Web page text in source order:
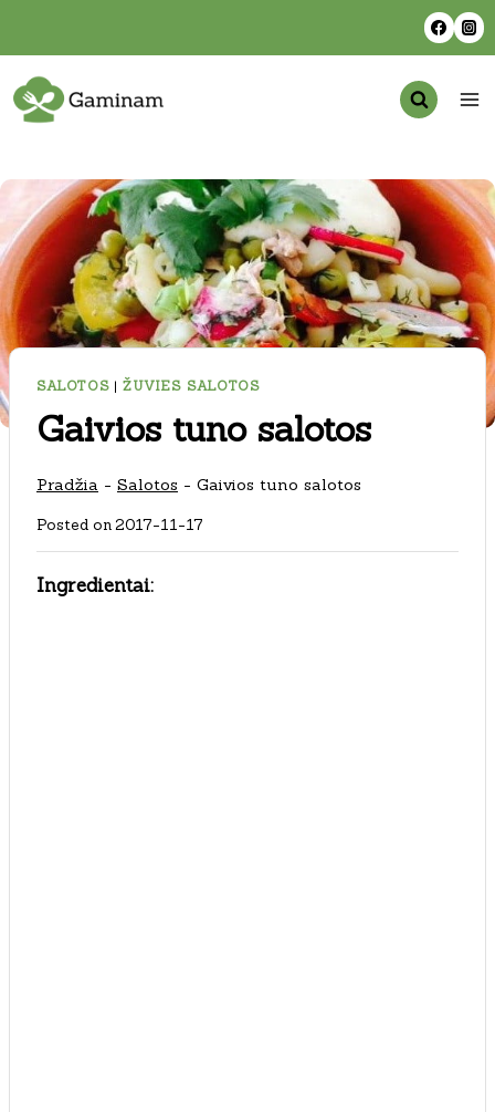
content
SALOTOS | ŽUVIES SALOTOS
Gaivios tuno salotos
Pradžia - Salotos - Gaivios tuno salotos
Posted on2017-11-17
Ingredientai: